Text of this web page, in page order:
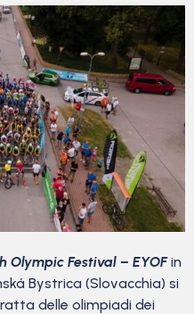
Olympic Festival – EYOFin
Bystrica (Slovacchia) si
delle olimpiadi dei